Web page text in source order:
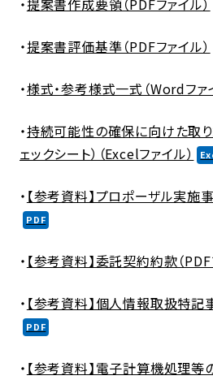
・提案書作成要領（PDFファイル）
・提案書評価基準（PDFファイル）
・様式・参考様式一式（Wordファ
・持続可能性の確保に向けた取
ェックシート）（Excelファイル）
・ 【参考資料】プロポーザル実施
・ 【参考資料】委託契約約款（PDF
・ 【参考資料】個人情報取扱特記
・ 【参考資料】電子計算機処理